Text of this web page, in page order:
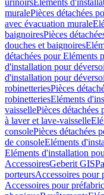
urinoirsEléments
muralePièces détachées
avec évacuation murale
baignoiresPièces
douches et baignoires
détachées pour Eléments
d'installation pour
d'installation pour
robinetteriesPièces
robinetteriesEléments
vaissellePièces
à laver et lave-vaisselle
consolePièces détachées
de consoleEléments
Eléments d'installation
AccessoiresGeberit GIS
porteursAccessoires pour
Accessoires pour